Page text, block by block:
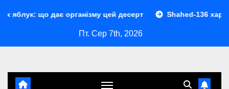
організму цей десерт Shahed-136 характеристики:
Пт. Сер 7th, 2026